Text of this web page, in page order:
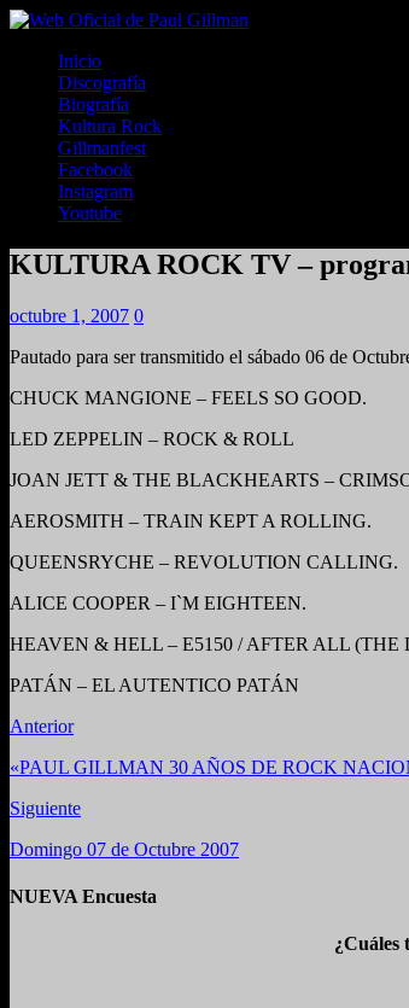
Inicio
Discografía
Biografía
Kultura Rock
Gillmanfest
Facebook
Instagram
Youtube
KULTURA ROCK TV –
octubre 1, 2007 0
Pautado para ser transmitido el sábado 06 de
CHUCK MANGIONE – FEELS SO GOOD.
LED ZEPPELIN – ROCK & ROLL
JOAN JETT & THE BLACKHEARTS –
AEROSMITH – TRAIN KEPT A ROLLING.
QUEENSRYCHE – REVOLUTION CALLING.
ALICE COOPER – I`M EIGHTEEN.
HEAVEN & HELL – E5150 / AFTER ALL (THE
PATÁN – EL AUTENTICO PATÁN
Anterior
«PAUL GILLMAN 30 AÑOS DE ROCK
Siguiente
Domingo 07 de Octubre 2007
NUEVA Encuesta
¿Cuáles